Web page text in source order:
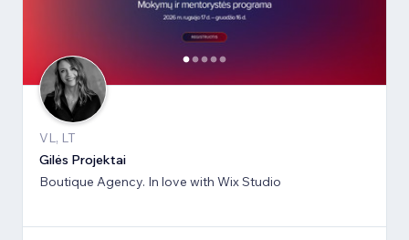
VL, LT
Gilės Projektai
Boutique Agency. In love with Wix Studio